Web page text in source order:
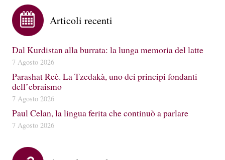
Articoli recenti
Dal Kurdistan alla burrata: la lunga memoria del latte
7 Agosto 2026
Parashat Reè. La Tzedakà, uno dei principi fondanti
dell’ebraismo
7 Agosto 2026
Paul Celan, la lingua ferita che continuò a parlare
7 Agosto 2026